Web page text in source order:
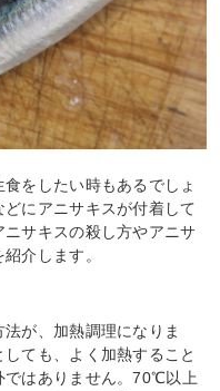
をしたい時もあるでしょ
にアニサキスが付着して
サキスの殺し方やアニサ
介します。
が、加熱調理になりま
ても、よく加熱すること
ではありません。70℃以上